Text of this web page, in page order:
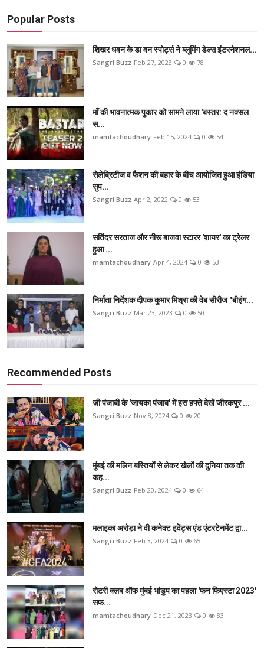
Popular Posts
शिखर धवन के डा वन स्पोर्ट्स ने ब्लूमिंग डेल्स इंटरनेशनल...
Sangri Buzz Feb 27, 2023 0 78
माँ की भावनात्मक पुकार को सामने लाया 'बस्तर: द नक्सल
स...
mamtachoudhary Feb 15, 2024 0 54
सेलेब्रिटीज व फैशन की बहार के बीच आयोजित हुआ इंडिया
सुप...
Sangri Buzz Apr 2, 2022 0 53
सतिंदर सरताज और नीरू बाजवा स्टारर 'शायर' का ट्रेलर
हुआ ...
mamtachoudhary Apr 4, 2024 0 53
निर्माता निर्देशक दीपक कुमार मिश्रा की वेब सीरीज "बीइंग...
Sangri Buzz Mar 23, 2023 0 50
Recommended Posts
ज़ी पंजाबी के 'जायका पंजाब' में इस हफ्ते देखें जीरकपुर ...
Sangri Buzz Nov 8, 2024 0 20
मुंबई की मलिन बस्तियों से लेकर खेलों की दुनिया तक की
कह...
Sangri Buzz Feb 20, 2024 0 64
मलाइका अरोड़ा ने वी कनेक्ट इवेंट्स एंड एंटरटेनमेंट द्वा...
Sangri Buzz Feb 3, 2024 0 65
रोटरी क्लब ऑफ मुंबई भांडुप का पहला 'फन फिएस्टा 2023'
सफ...
mamtachoudhary Dec 21, 2023 0 83